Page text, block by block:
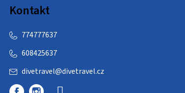
Kontakt
divetravel@divetravel.cz
608425637
774777637